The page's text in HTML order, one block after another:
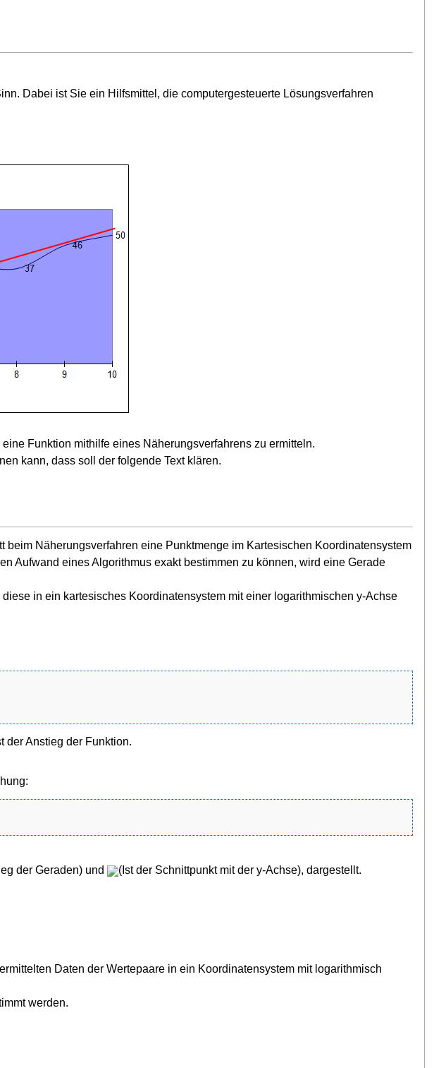
Dabei ist Sie ein Hilfsmittel, die computergesteuerte Lösungsverfahren
Funktion mithilfe eines Näherungsverfahrens zu ermitteln.
kann, dass soll der folgende Text klären.
Näherungsverfahren eine Punktmenge im Kartesischen Koordinatensystem
Aufwand eines Algorithmus exakt bestimmen zu können, wird eine Gerade
in ein kartesisches Koordinatensystem mit einer logarithmischen y-Achse
der Anstieg der Funktion.
der Geraden) und (Ist der Schnittpunkt mit der y-Achse), dargestellt.
Daten der Wertepaare in ein Koordinatensystem mit logarithmisch
werden.